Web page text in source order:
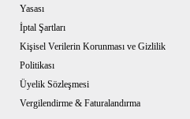
Yasası
İptal Şartları
Kişisel Verilerin Korunması ve Gizlilik
Politikası
Üyelik Sözleşmesi
Vergilendirme & Faturalandırma